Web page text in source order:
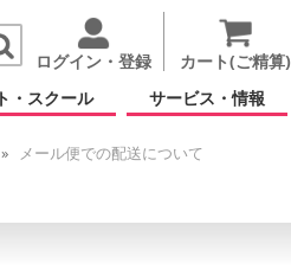
ログイン・登録 カート(ご精算)
・スクール サービス・情報
メール便での配送について